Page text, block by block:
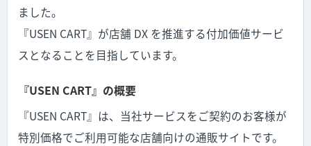
ました。
『USEN CART』が店舗 DX を推進する付加価値サービ
スとなることを目指しています。
『USEN CART』の概要
『USEN CART』は、当社サービスをご契約のお客様が
特別価格でご利用可能な店舗向けの通販サイトです。